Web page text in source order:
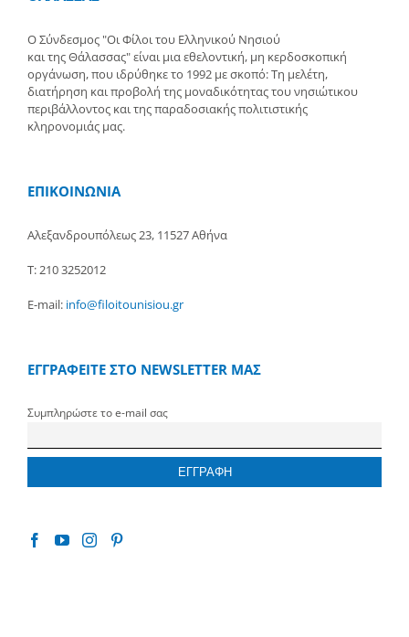
Ο Σύνδεσμος "Οι Φίλοι του Ελληνικού Νησιού
και της Θάλασσας" είναι μια εθελοντική, μη κερδοσκοπική
οργάνωση, που ιδρύθηκε το 1992 με σκοπό: Τη μελέτη,
διατήρηση και προβολή της μοναδικότητας του νησιώτικου
περιβάλλοντος και της παραδοσιακής πολιτιστικής
κληρονομιάς μας.
ΕΠΙΚΟΙΝΩΝΙΑ
Αλεξανδρουπόλεως 23, 11527 Αθήνα
Τ: 210 3252012
E-mail: info@filoitounisiou.gr
ΕΓΓΡΑΦΕΙΤΕ ΣΤΟ NEWSLETTER ΜΑΣ
Συμπληρώστε το e-mail σας